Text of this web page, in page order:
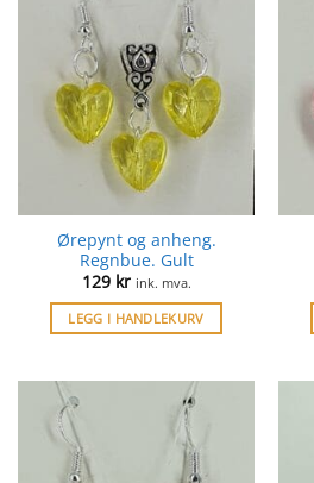
Ørepynt og anheng.
Regnbue. Gult
129 kr ink. mva.
LEGG I HANDLEKURV